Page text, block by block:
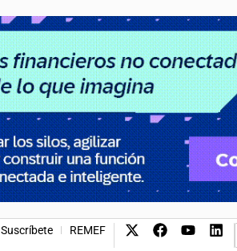
Suscríbete REMEF